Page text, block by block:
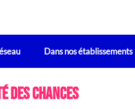
Dans nos établissements
des chances